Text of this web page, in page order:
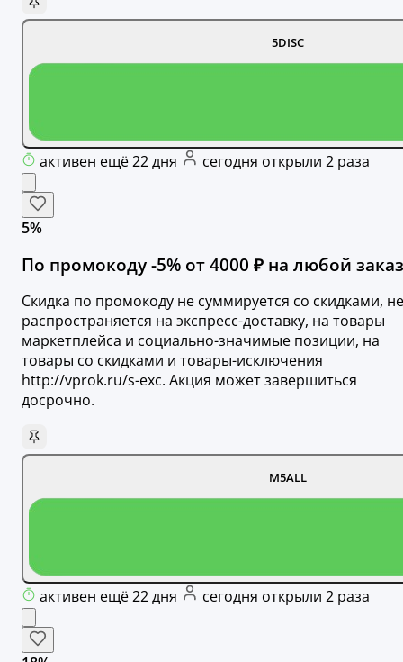
5DISC
активен ещё 22 дня сегодня открыли 2 раза
5%
По промокоду -5% от 4000 ₽ на любой
Скидка по промокоду не суммируется со скидками, не
распространяется на экспресс-доставку, на товары
маркетплейса и социально-значимые позиции, на
товары со скидками и товары-исключения
http://vprok.ru/s-exc. Акция может завершиться
досрочно.
M5ALL
активен ещё 22 дня сегодня открыли 2 раза